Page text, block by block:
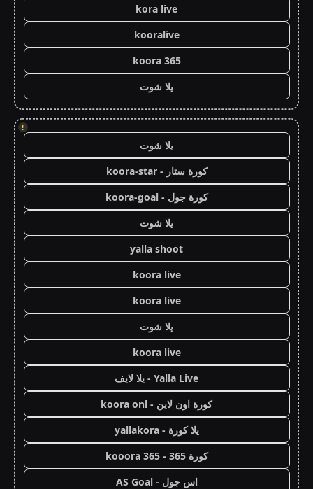
kora live
kooralive
koora 365
يلا شوت
!
يلا شوت
كورة ستار - koora-star
كورة جول - koora-goal
يلا شوت
yalla shoot
koora live
koora live
يلا شوت
koora live
Yalla Live - يلا لايف
كورة اون لاين - koora onl
يلا كورة - yallakora
كورة 365 - kooora 365
اس جول - AS Goal